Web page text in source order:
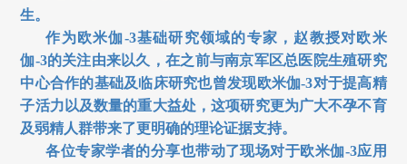
生。
作为欧米伽-3基础研究领域的专家，赵教授对欧米
伽-3的关注由来以久，在之前与南京军区总医院生殖研究
中心合作的基础及临床研究也曾发现欧米伽-3对于提高精
子活力以及数量的重大益处，这项研究更为广大不孕不育
及弱精人群带来了更明确的理论证据支持。
各位专家学者的分享也带动了现场对于欧米伽-3应用